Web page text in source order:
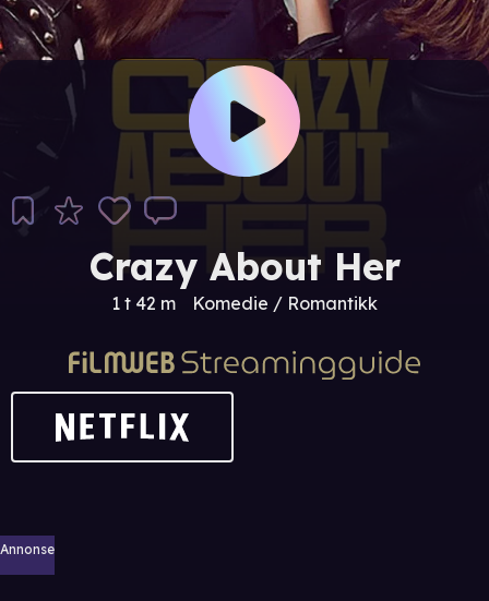
Crazy About Her
1 t 42 m Komedie / Romantikk
Annonse